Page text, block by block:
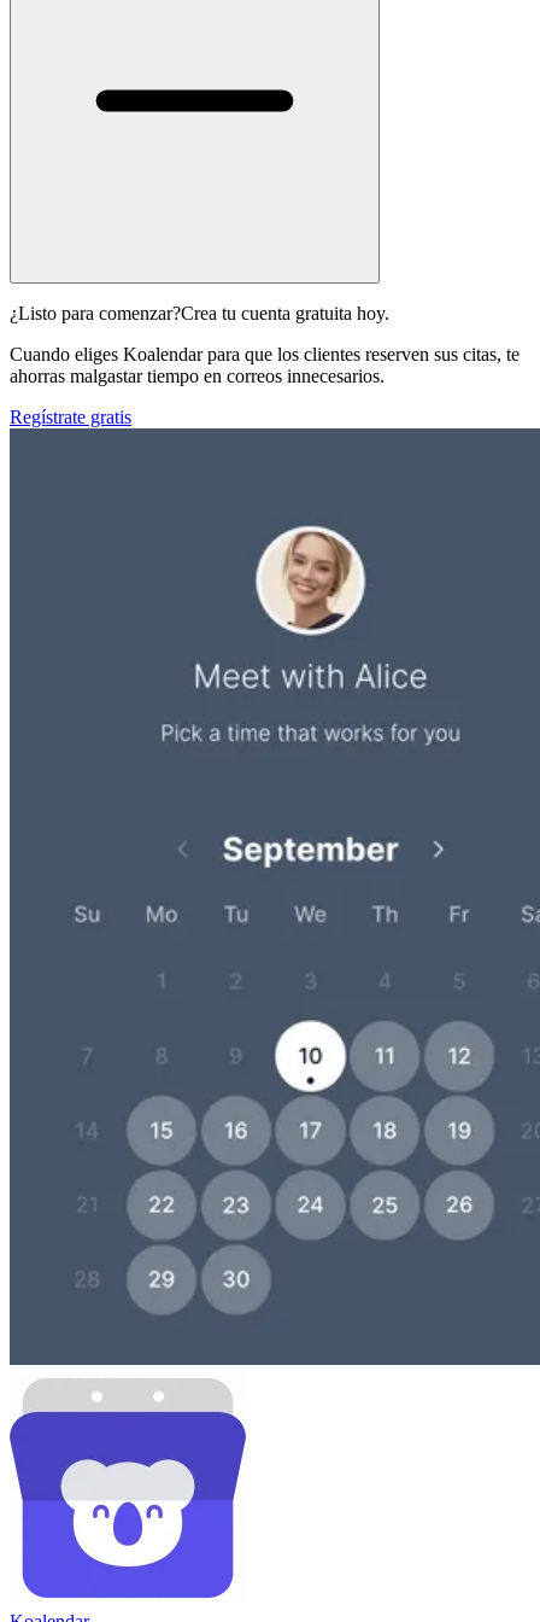
¿Listo para comenzar?Crea tu cuenta gratuita hoy.
Cuando eliges Koalendar para que los clientes reserven sus citas, te
ahorras malgastar tiempo en correos innecesarios.
Regístrate gratis